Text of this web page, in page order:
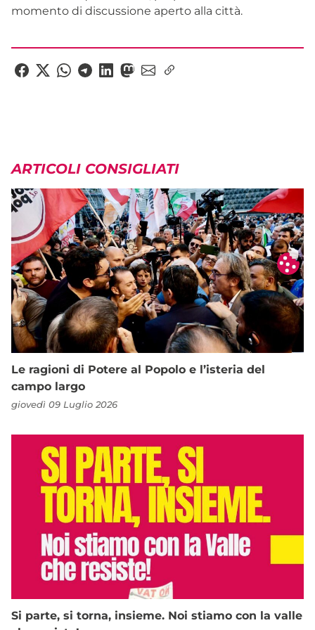
momento di discussione aperto alla città.
ARTICOLI CONSIGLIATI
Le ragioni di Potere al Popolo e l’isteria del
campo largo
giovedì 09 Luglio 2026
Si parte, si torna, insieme. Noi stiamo con la valle